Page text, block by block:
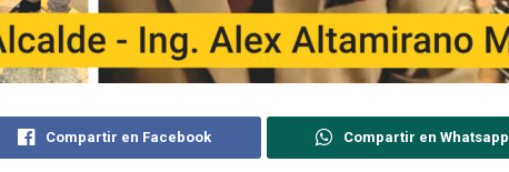
Compartir en Facebook Compartir en Whatsapp